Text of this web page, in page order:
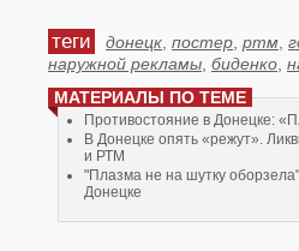
теги донецк постер ртм
наружной рекламы биденко
МАТЕРИАЛЫ ПО ТЕМЕ
Противостояние в Донецке:
В Донецке опять «режут».
и РТМ
"Плазма не на шутку
Донецке